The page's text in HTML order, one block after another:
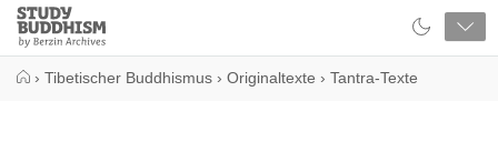
Close
Study
Buddhism
› Tibetischer Buddhismus › Originaltexte › Tantra-Texte